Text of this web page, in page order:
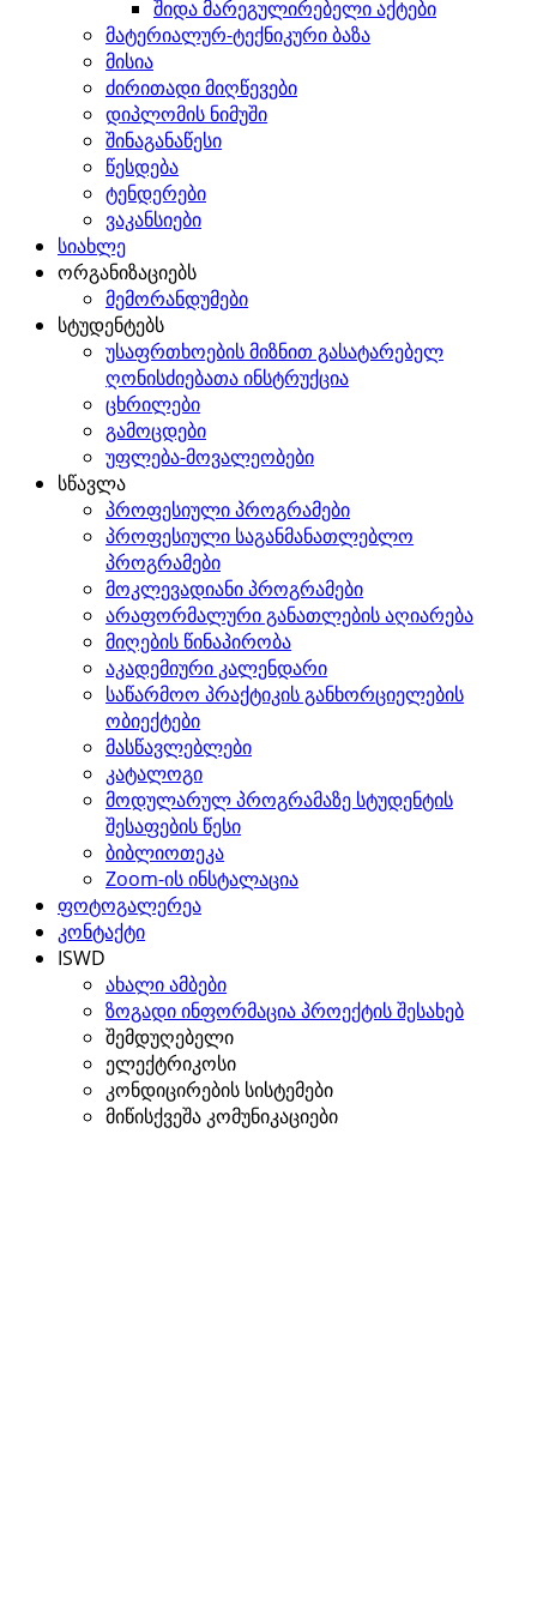
შიდა მარეგულირებელი აქტები
მატერიალურ-ტექნიკური ბაზა
მისია
ძირითადი მიღწევები
დიპლომის ნიმუში
შინაგანაწესი
წესდება
ტენდერები
ვაკანსიები
სიახლე
ორგანიზაციებს
მემორანდუმები
სტუდენტებს
უსაფრთხოების მიზნით გასატარებელ
ღონისძიებათა ინსტრუქცია
ცხრილები
გამოცდები
უფლება-მოვალეობები
სწავლა
პროფესიული პროგრამები
პროფესიული საგანმანათლებლო
პროგრამები
მოკლევადიანი პროგრამები
არაფორმალური განათლების აღიარება
მიღების წინაპირობა
აკადემიური კალენდარი
საწარმოო პრაქტიკის განხორციელების
ობიექტები
მასწავლებლები
კატალოგი
მოდულარულ პროგრამაზე სტუდენტის
შესაფების წესი
ბიბლიოთეკა
Zoom-ის ინსტალაცია
ფოტოგალერეა
კონტაქტი
ISWD
ახალი ამბები
ზოგადი ინფორმაცია პროექტის შესახებ
შემდუღებელი
ელექტრიკოსი
კონდიცირების სისტემები
მიწისქვეშა კომუნიკაციები